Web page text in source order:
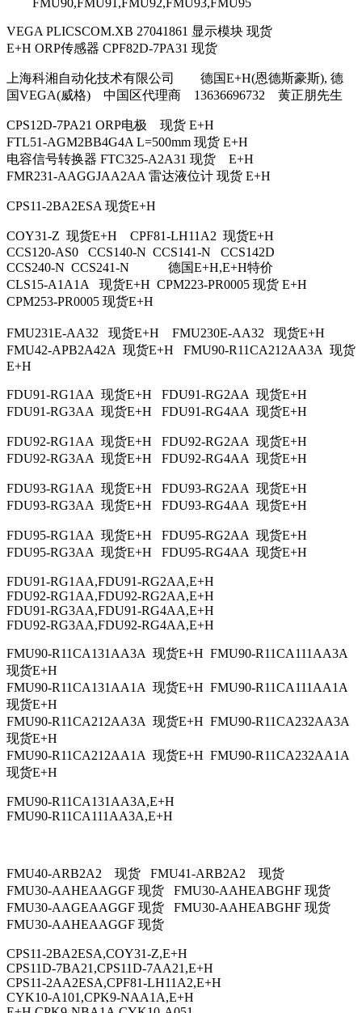
FMU90,FMU91,FMU92,FMU93,FMU95
VEGA PLICSCOM.XB 27041861 显示模块 现货
E+H ORP传感器 CPF82D-7PA31 现货
上海科湘自动化技术有限公司 德国E+H(恩德斯豪斯), 德
国VEGA(威格) 中国区代理商 13636696732 黄正朋先生
CPS12D-7PA21 ORP电极 现货 E+H
FTL51-AGM2BB4G4A L=500mm 现货 E+H
电容信号转换器 FTC325-A2A31 现货 E+H
FMR231-AAGGJAA2AA 雷达液位计 现货 E+H
CPS11-2BA2ESA 现货E+H
COY31-Z 现货E+H CPF81-LH11A2 现货E+H
CCS120-AS0 CCS140-N CCS141-N CCS142D
CCS240-N CCS241-N 德国E+H,E+H特价
CLS15-A1A1A 现货E+H CPM223-PR0005 现货 E+H
CPM253-PR0005 现货E+H
FMU231E-AA32 现货E+H FMU230E-AA32 现货E+H
FMU42-APB2A42A 现货E+H FMU90-R11CA212AA3A 现货
E+H
FDU91-RG1AA 现货E+H FDU91-RG2AA 现货E+H
FDU91-RG3AA 现货E+H FDU91-RG4AA 现货E+H
FDU92-RG1AA 现货E+H FDU92-RG2AA 现货E+H
FDU92-RG3AA 现货E+H FDU92-RG4AA 现货E+H
FDU93-RG1AA 现货E+H FDU93-RG2AA 现货E+H
FDU93-RG3AA 现货E+H FDU93-RG4AA 现货E+H
FDU95-RG1AA 现货E+H FDU95-RG2AA 现货E+H
FDU95-RG3AA 现货E+H FDU95-RG4AA 现货E+H
FDU91-RG1AA,FDU91-RG2AA,E+H
FDU92-RG1AA,FDU92-RG2AA,E+H
FDU91-RG3AA,FDU91-RG4AA,E+H
FDU92-RG3AA,FDU92-RG4AA,E+H
FMU90-R11CA131AA3A 现货E+H FMU90-R11CA111AA3A
现货E+H
FMU90-R11CA131AA1A 现货E+H FMU90-R11CA111AA1A
现货E+H
FMU90-R11CA212AA3A 现货E+H FMU90-R11CA232AA3A
现货E+H
FMU90-R11CA212AA1A 现货E+H FMU90-R11CA232AA1A
现货E+H
FMU90-R11CA131AA3A,E+H
FMU90-R11CA111AA3A,E+H
FMU40-ARB2A2 现货 FMU41-ARB2A2 现货
FMU30-AAHEAAGGF 现货 FMU30-AAHEABGHF 现货
FMU30-AAGEAAGGF 现货 FMU30-AAHEABGHF 现货
FMU30-AAHEAAGGF 现货
CPS11-2BA2ESA,COY31-Z,E+H
CPS11D-7BA21,CPS11D-7AA21,E+H
CPS11-2AA2ESA,CPF81-LH11A2,E+H
CYK10-A101,CPK9-NAA1A,E+H